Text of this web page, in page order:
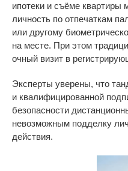
ипотеки и съёме квартиры
личность по отпечаткам
или другому
на месте. При этом
очный визит в
Эксперты уверены, что
и квалифицированной
безопасности
невозможным подделку
действия.